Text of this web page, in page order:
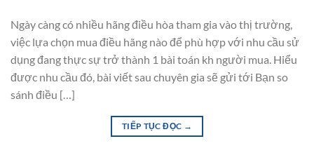
Ngày càng có nhiều hãng điều hòa tham gia vào thị trường,
việc lựa chọn mua điều hãng nào để phù hợp với nhu cầu sử
dụng đang thực sự trở thành 1 bài toán kh người mua. Hiểu
được nhu cầu đó, bài viết sau chuyên gia sẽ gửi tới Bạn so
sánh điều […]
TIẾP TỤC ĐỌC →